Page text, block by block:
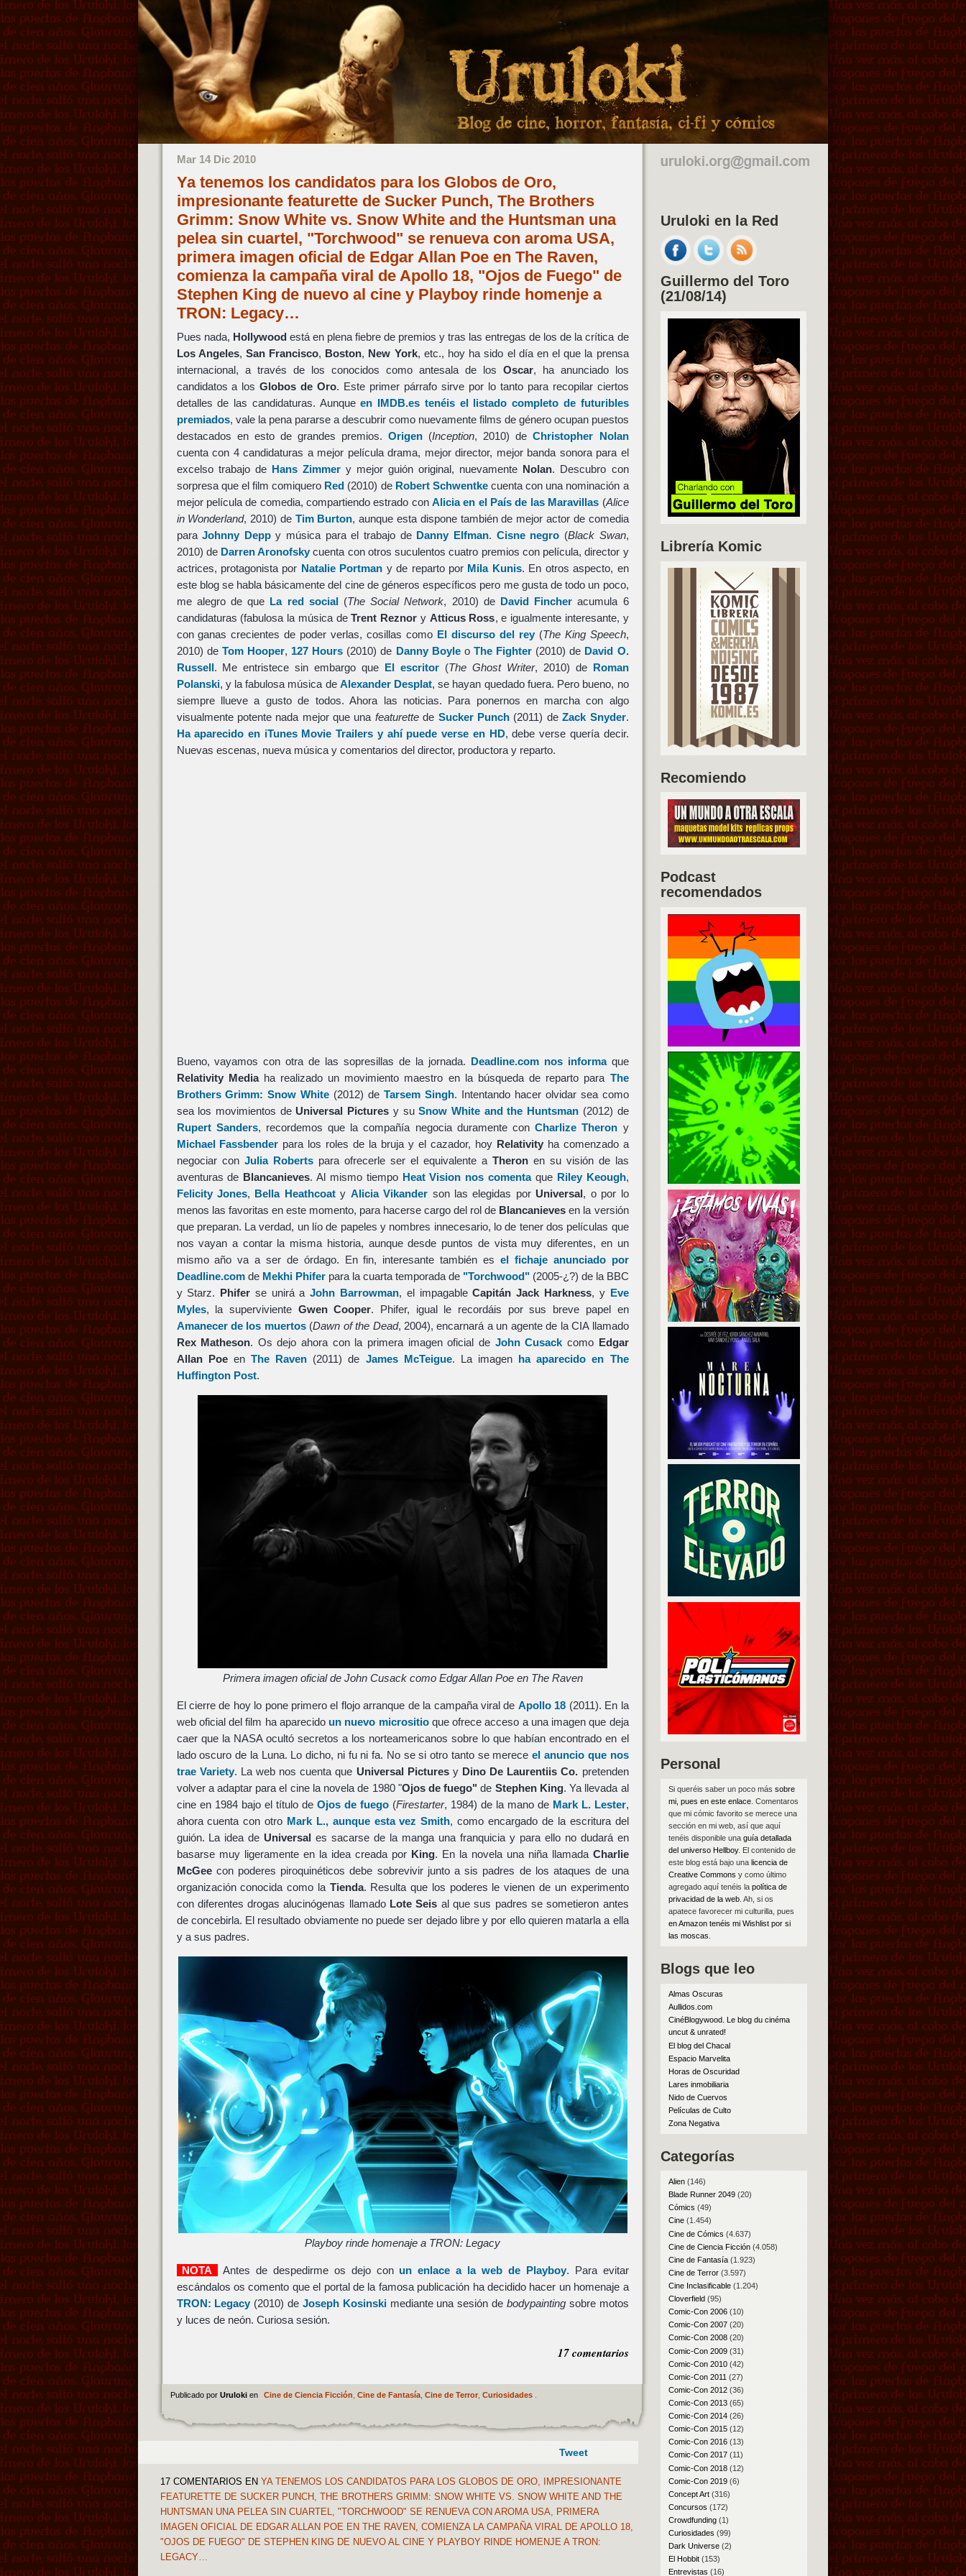
Mar 14 Dic 2010
Ya tenemos los candidatos para los Globos de Oro,
impresionante featurette de Sucker Punch, The Brothers
Grimm: Snow White vs. Snow White and the Huntsman una
pelea sin cuartel, "Torchwood" se renueva con aroma USA,
primera imagen oficial de Edgar Allan Poe en The Raven,
comienza la campaña viral de Apollo 18, "Ojos de Fuego" de
Stephen King de nuevo al cine y Playboy rinde homenje a
TRON: Legacy…
Pues nada, Hollywoodestá en plena fiebre de premios y tras las entregas de los de la crítica de
Los Angeles, San Francisco, Boston, New York, etc., hoy ha sido el día en el que la prensa
internacional, a través de los conocidos como antesala de los Oscar, ha anunciado los
candidatos a losGlobos de Oro. Este primer párrafo sirve por lo tanto para recopilar ciertos
detalles de las candidaturas. Aunqueen IMDB.es tenéis el listado completo de futuribles
premiados, vale la pena pararse a descubrir como nuevamente films de género ocupan puestos
destacados en esto de grandes premios.Origen (Inception, 2010) deChristopher Nolan
cuenta con 4 candidaturas a mejor película drama, mejor director, mejor banda sonora para el
excelso trabajo de Hans Zimmery mejor guión original, nuevamente Nolan. Descubro con
sorpresa que el film comiquero Red (2010) de Robert Schwentkecuenta con una nominación a
mejor película de comedia, compartiendo estrado conAlicia en el País de las Maravillas (Alice
in Wonderland, 2010) de Tim Burton, aunque esta dispone también de mejor actor de comedia
paraJohnny Deppy música para el trabajo de Danny Elfman. Cisne negro (Black Swan,
2010) de Darren Aronofsky cuenta con otros suculentos cuatro premios con película, director y
actrices, protagonista por Natalie Portman y de reparto por Mila Kunis. En otros aspecto, en
este blog se habla básicamente del cine de géneros específicos pero me gusta de todo un poco,
me alegro de que La red social(The Social Network, 2010) de David Fincher acumula 6
candidaturas (fabulosa la música deTrent Reznor y Atticus Ross, e igualmente interesante, y
con ganas crecientes de poder verlas, cosillas como El discurso del rey(The King Speech,
2010) de Tom Hooper, 127 Hours (2010) de Danny Boyleo The Fighter (2010) de David O.
Russell. Me entristece sin embargo que El escritor (The Ghost Writer, 2010) de Roman
Polanski, y la fabulosa música de Alexander Desplat, se hayan quedado fuera. Pero bueno, no
siempre llueve a gusto de todos. Ahora las noticias. Para ponernos en marcha con algo
visualmente potente nada mejor que una featurettede Sucker Punch (2011) deZack Snyder.
Ha aparecido en iTunes Movie Trailers y ahí puede verse en HD, debe verse quería decir.
Nuevas escenas, nueva música y comentarios del director, productora y reparto.
Bueno, vayamos con otra de las sopresillas de la jornada. Deadline.com nos informaque
Relativity Mediaha realizado un movimiento maestro en la búsqueda de reparto para The
Brothers Grimm: Snow White (2012) deTarsem Singh. Intentando hacer olvidar sea como
sea los movimientos de Universal Pictures y suSnow White and the Huntsman (2012) de
Rupert Sanders, recordemos que la compañía negocia duramente conCharlize Theron y
Michael Fassbender para los roles de la bruja y el cazador, hoy Relativity ha comenzado a
negociar con Julia Robertspara ofrecerle ser el equivalente a Theronen su visión de las
aventuras de Blancanieves. Al mismo tiempo Heat Vision nos comentaque Riley Keough,
Felicity Jones, Bella Heathcoaty Alicia Vikander son las elegidas por Universal, o por lo
menos las favoritas en este momento, para hacerse cargo del rol de Blancanieves en la versión
que preparan. La verdad, un lío de papeles y nombres innecesario, lo de tener dos películas que
nos vayan a contar la misma historia, aunque desde puntos de vista muy diferentes, en un
mismo año va a ser de órdago. En fin, interesante también es el fichaje anunciado por
Deadline.comde Mekhi Phiferpara la cuarta temporada de "Torchwood" (2005-¿?) de la BBC
y Starz. Phifer se unirá aJohn Barrowman, el impagableCapitán Jack Harkness, y Eve
Myles, la superviviente Gwen Cooper. Phifer, igual le recordáis por sus breve papel en
Amanecer de los muertos(Dawn of the Dead, 2004), encarnará a un agente de la CIA llamado
Rex Matheson. Os dejo ahora con la primera imagen oficial de John Cusack como Edgar
Allan Poeen The Raven (2011) de James McTeigue. La imagen ha aparecido en The
Huffington Post.
Primera imagen oficial de John Cusack como Edgar Allan Poe en The Raven
El cierre de hoy lo pone primero el flojo arranque de la campaña viral de Apollo 18 (2011). En la
web oficial del film ha aparecido un nuevo micrositioque ofrece acceso a una imagen que deja
caer que la NASA ocultó secretos a los norteamericanos sobre lo que habían encontrado en el
lado oscuro de la Luna. Lo dicho, ni fu ni fa. No se si otro tanto se mereceel anuncio que nos
trae Variety. La web nos cuenta que Universal Picturesy Dino De Laurentiis Co. pretenden
volver a adaptar para el cine la novela de 1980 "Ojos de fuego" de Stephen King. Ya llevada al
cine en 1984 bajo el título de Ojos de fuego(Firestarter, 1984) de la mano de Mark L. Lester,
ahora cuenta con otro Mark L., aunque esta vez Smith, como encargado de la escritura del
guión. La idea de Universal es sacarse de la manga una franquicia y para ello no dudará en
basarse muy ligeramente en la idea creada por King. En la novela una niña llamada Charlie
McGeecon poderes piroquinéticos debe sobrevivir junto a sis padres de los ataques de una
organización conocida como la Tienda. Resulta que los poderes le vienen de un experimento
con diferentes drogas alucinógenas llamado Lote Seis al que sus padres se sometieron antes
de concebirla. El resultado obviamente no puede ser dejado libre y por ello quieren matarla a ella
y a sus padres.
Playboy rinde homenaje a TRON: Legacy
NOTA Antes de despedirme os dejo con un enlace a la web de Playboy. Para evitar
escándalos os comento que el portal de la famosa publicación ha decidido hacer un homenaje a
TRON: Legacy (2010) de Joseph Kosinskimediante una sesión de bodypaintingsobre motos
y luces de neón. Curiosa sesión.
17 comentarios
Publicado por Uruloki en Cine de Ciencia Ficción Cine de Fantasía, Cine de Terror, Curiosidades.
Tweet
17 COMENTARIOS EN YA TENEMOS LOS CANDIDATOS PARA LOS GLOBOS DE ORO, IMPRESIONANTE
FEATURETTE DE SUCKER PUNCH, THE BROTHERS GRIMM: SNOW WHITE VS. SNOW WHITE AND THE
HUNTSMAN UNA PELEA SIN CUARTEL, "TORCHWOOD" SE RENUEVA CON AROMA USA, PRIMERA
IMAGEN OFICIAL DE EDGAR ALLAN POE EN THE RAVEN, COMIENZA LA CAMPAÑA VIRAL DE APOLLO 18,
"OJOS DE FUEGO" DE STEPHEN KING DE NUEVO AL CINE Y PLAYBOY RINDE HOMENJE A TRON:
LEGACY…
Uruloki en la Red
Guillermo del Toro
(21/08/14)
Librería Komic
Recomiendo
Podcast
recomendados
Personal
Si queréis saber un poco más sobre
mi, pues en este enlace. Comentaros
que mi cómic favorito se merece una
sección en mi web, así que aquí
tenéis disponible una guía detallada
del universo Hellboy. El contenido de
este blog está bajo una licencia de
Creative Commons y como último
agregado aquí tenéis la política de
privacidad de la web. Ah, si os
apatece favorecer mi culturilla, pues
en Amazon tenéis mi Wishlist por si
las moscas
Blogs que leo
Almas Oscuras
Aullidos.com
CinéBlogywood. Le blog du cinéma
uncut & unrated!
El blog del Chacal
Espacio Marvelita
Horas de Oscuridad
Lares inmobiliaria
Nido de Cuervos
Películas de Culto
Zona Negativa
Categorías
Alien(146)
Blade Runner 2049(20)
Cómics (49)
Cine(1.454)
Cine de Cómics (4.637)
Cine de Ciencia Ficción(4.058)
Cine de Fantasía(1.923)
Cine de Terror(3.597)
Cine Inclasificable(1.204)
Cloverfield(95)
Comic-Con 2006(10)
Comic-Con 2007(20)
Comic-Con 2008(20)
Comic-Con 2009(31)
Comic-Con 2010(42)
Comic-Con 2011 (27)
Comic-Con 2012(36)
Comic-Con 2013(65)
Comic-Con 2014(26)
Comic-Con 2015(12)
Comic-Con 2016(13)
Comic-Con 2017(11)
Comic-Con 2018(12)
Comic-Con 2019(6)
Concept Art(316)
Concursos (172)
Crowdfunding(1)
Curiosidades (99)
Dark Universe(2)
El Hobbit(153)
Entrevistas (16)